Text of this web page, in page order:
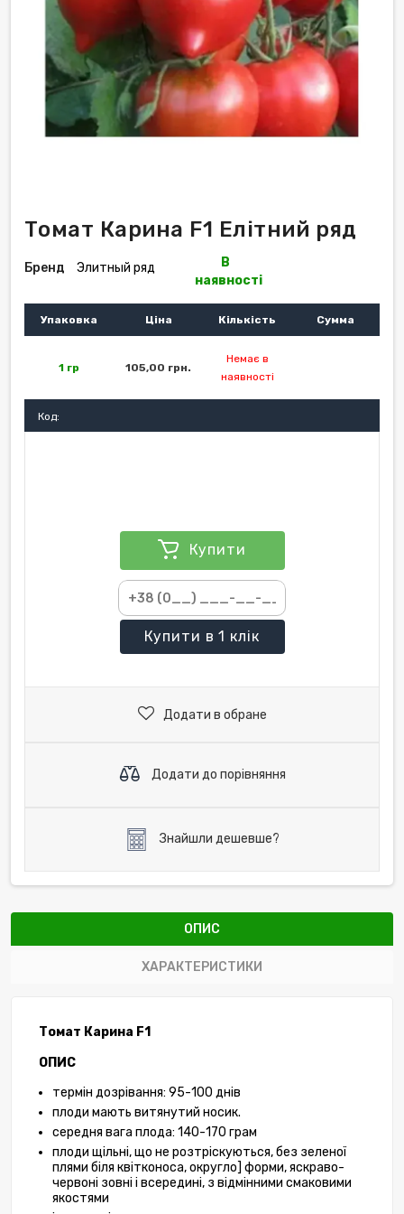
Томат Карина F1 Елітний ряд
Бренд Элитный ряд
В
наявності
Упаковка Ціна Кількість Сумма
1 гр 105,00 грн.
Немає в
наявності
Код:
Купити
Купити в 1 клік
Додати в обране
Додати до порівняння
Знайшли дешевше?
ОПИС
ХАРАКТЕРИСТИКИ
Томат Карина F1
ОПИС
термін дозрівання: 95-100 днів
плоди мають витянутий носик.
середня вага плода: 140-170 грам
плоди щільні, що не розтріскуються, без зеленої
плями біля квітконоса, округло] форми, яскраво-
червоні зовні і всередині, з відмінними смаковими
якостями